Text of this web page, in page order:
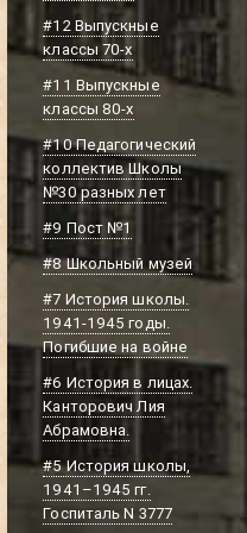
#12 Выпускные
классы 70-х
#11 Выпускные
классы 80-х
#10 Педагогический
коллектив Школы
№30 разных лет
#9 Пост №1
#8 Школьный музей
#7 История школы.
1941-1945 годы.
Погибшие на войне
#6 История в лицах.
Канторович Лия
Абрамовна.
#5 История школы,
1941–1945 гг.
Госпиталь N 3777